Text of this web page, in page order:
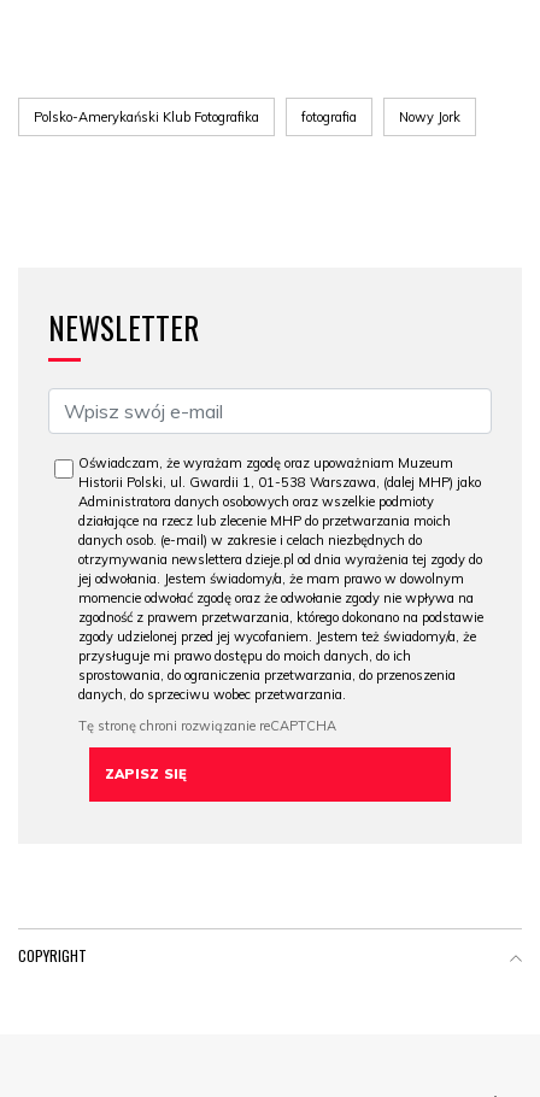
Polsko-Amerykański Klub Fotografika fotografia Nowy Jork
NEWSLETTER
Oświadczam, że wyrażam zgodę oraz upoważniam Muzeum
Historii Polski, ul. Gwardii 1, 01-538 Warszawa, (dalej MHP) jako
Administratora danych osobowych oraz wszelkie podmioty
działające na rzecz lub zlecenie MHP do przetwarzania moich
danych osob. (e-mail) w zakresie i celach niezbędnych do
otrzymywania newslettera dzieje.pl od dnia wyrażenia tej zgody do
jej odwołania. Jestem świadomy/a, że mam prawo w dowolnym
momencie odwołać zgodę oraz że odwołanie zgody nie wpływa na
zgodność z prawem przetwarzania, którego dokonano na podstawie
zgody udzielonej przed jej wycofaniem. Jestem też świadomy/a, że
przysługuje mi prawo dostępu do moich danych, do ich
sprostowania, do ograniczenia przetwarzania, do przenoszenia
danych, do sprzeciwu wobec przetwarzania.
COPYRIGHT